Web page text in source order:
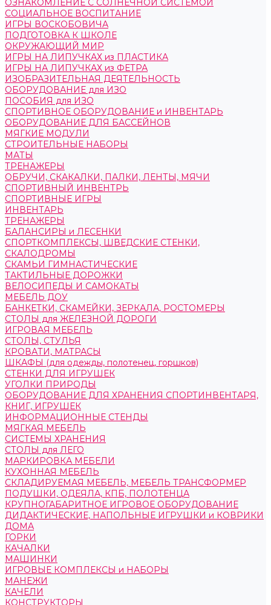
ОЗНАКОМЛЕНИЕ С СОЛНЕЧНОЙ СИСТЕМОЙ
СОЦИАЛЬНОЕ ВОСПИТАНИЕ
ИГРЫ ВОСКОБОВИЧА
ПОДГОТОВКА К ШКОЛЕ
ОКРУЖАЮЩИЙ МИР
ИГРЫ НА ЛИПУЧКАХ из ПЛАСТИКА
ИГРЫ НА ЛИПУЧКАХ из ФЕТРА
ИЗОБРАЗИТЕЛЬНАЯ ДЕЯТЕЛЬНОСТЬ
ОБОРУДОВАНИЕ для ИЗО
ПОСОБИЯ для ИЗО
СПОРТИВНОЕ ОБОРУДОВАНИЕ и ИНВЕНТАРЬ
ОБОРУДОВАНИЕ ДЛЯ БАССЕЙНОВ
МЯГКИЕ МОДУЛИ
СТРОИТЕЛЬНЫЕ НАБОРЫ
МАТЫ
ТРЕНАЖЕРЫ
ОБРУЧИ, СКАКАЛКИ, ПАЛКИ, ЛЕНТЫ, МЯЧИ
СПОРТИВНЫЙ ИНВЕНТРЬ
СПОРТИВНЫЕ ИГРЫ
ИНВЕНТАРЬ
ТРЕНАЖЕРЫ
БАЛАНСИРЫ и ЛЕСЕНКИ
СПОРТКОМПЛЕКСЫ, ШВЕДСКИЕ СТЕНКИ,
СКАЛОДРОМЫ
СКАМЬИ ГИМНАСТИЧЕСКИЕ
ТАКТИЛЬНЫЕ ДОРОЖКИ
ВЕЛОСИПЕДЫ И САМОКАТЫ
МЕБЕЛЬ ДОУ
БАНКЕТКИ, СКАМЕЙКИ, ЗЕРКАЛА, РОСТОМЕРЫ
СТОЛЫ для ЖЕЛЕЗНОЙ ДОРОГИ
ИГРОВАЯ МЕБЕЛЬ
СТОЛЫ, СТУЛЬЯ
КРОВАТИ, МАТРАСЫ
ШКАФЫ (для одежды, полотенец, горшков)
СТЕНКИ ДЛЯ ИГРУШЕК
УГОЛКИ ПРИРОДЫ
ОБОРУДОВАНИЕ ДЛЯ ХРАНЕНИЯ СПОРТИНВЕНТАРЯ,
КНИГ, ИГРУШЕК
ИНФОРМАЦИОННЫЕ СТЕНДЫ
МЯГКАЯ МЕБЕЛЬ
СИСТЕМЫ ХРАНЕНИЯ
СТОЛЫ для ЛЕГО
МАРКИРОВКА МЕБЕЛИ
КУХОННАЯ МЕБЕЛЬ
СКЛАДИРУЕМАЯ МЕБЕЛЬ, МЕБЕЛЬ ТРАНСФОРМЕР
ПОДУШКИ, ОДЕЯЛА, КПБ, ПОЛОТЕНЦА
КРУПНОГАБАРИТНОЕ ИГРОВОЕ ОБОРУДОВАНИЕ
ДИДАКТИЧЕСКИЕ, НАПОЛЬНЫЕ ИГРУШКИ и КОВРИКИ
ДОМА
ГОРКИ
КАЧАЛКИ
МАШИНКИ
ИГРОВЫЕ КОМПЛЕКСЫ и НАБОРЫ
МАНЕЖИ
КАЧЕЛИ
КОНСТРУКТОРЫ